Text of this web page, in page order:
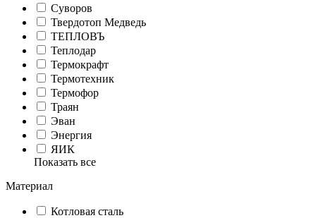
Суворов
Твердотоп Медведь
ТЕПЛОВЪ
Теплодар
Термокрафт
Термотехник
Термофор
Траян
Эван
Энергия
ЯИК
Показать все
Материал
Котловая сталь